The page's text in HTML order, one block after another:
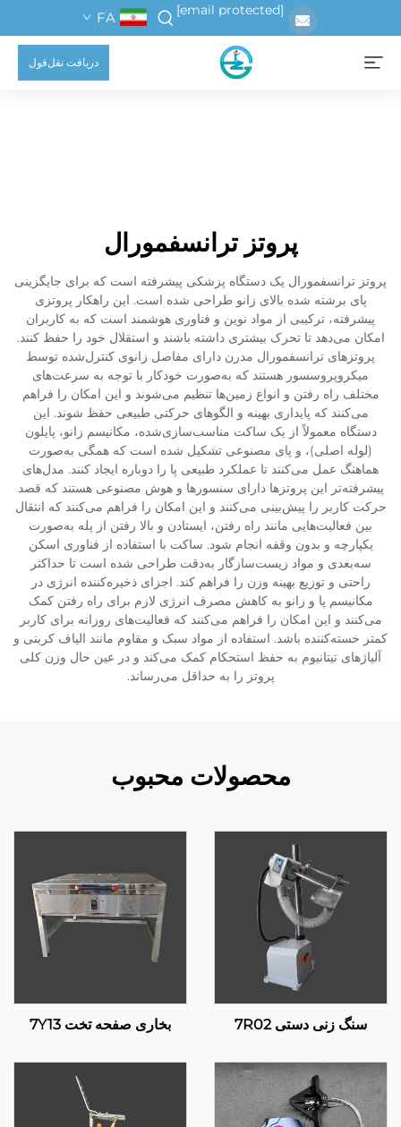
[email protected]
FA
دریافت نقل‌قول
پروتز ترانسفمورال
پروتز ترانسفمورال یک دستگاه پزشکی پیشرفته است که برای جایگزینی
پای برشته شده بالای زانو طراحی شده است. این راهکار پروتزی
پیشرفته، ترکیبی از مواد نوین و فناوری هوشمند است که به کاربران
امکان می‌دهد تا تحرک بیشتری داشته باشند و استقلال خود را حفظ کنند.
پروتزهای ترانسفمورال مدرن دارای مفاصل زانوی کنترل‌شده توسط
میکروپروسسور هستند که به‌صورت خودکار با توجه به سرعت‌های
مختلف راه رفتن و انواع زمین‌ها تنظیم می‌شوند و این امکان را فراهم
می‌کنند که پایداری بهینه و الگوهای حرکتی طبیعی حفظ شوند. این
دستگاه معمولاً از یک ساکت مناسب‌سازی‌شده، مکانیسم زانو، پایلون
(لوله اصلی)، و پای مصنوعی تشکیل شده است که همگی به‌صورت
هماهنگ عمل می‌کنند تا عملکرد طبیعی پا را دوباره ایجاد کنند. مدل‌های
پیشرفته‌تر این پروتزها دارای سنسورها و هوش مصنوعی هستند که قصد
حرکت کاربر را پیش‌بینی می‌کنند و این امکان را فراهم می‌کنند که انتقال
بین فعالیت‌هایی مانند راه رفتن، ایستادن و بالا رفتن از پله به‌صورت
یکپارچه و بدون وقفه انجام شود. ساکت با استفاده از فناوری اسکن
سه‌بعدی و مواد زیست‌سازگار به‌دقت طراحی شده است تا حداکثر
راحتی و توزیع بهینه وزن را فراهم کند. اجزای ذخیره‌کننده انرژی در
مکانیسم پا و زانو به کاهش مصرف انرژی لازم برای راه رفتن کمک
می‌کنند و این امکان را فراهم می‌کنند که فعالیت‌های روزانه برای کاربر
کمتر خسته‌کننده باشد. استفاده از مواد سبک و مقاوم مانند الیاف کربنی و
آلیاژهای تیتانیوم به حفظ استحکام کمک می‌کند و در عین حال وزن کلی
پروتز را به حداقل می‌رساند.
محصولات محبوب
سنگ زنی دستی 7R02 بخاری صفحه تخت 7Y13